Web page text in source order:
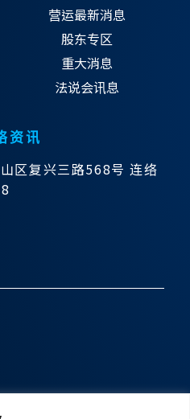
营运最新消息
股东专区
重大消息
法说会讯息
资讯
区复兴三路568号 连络